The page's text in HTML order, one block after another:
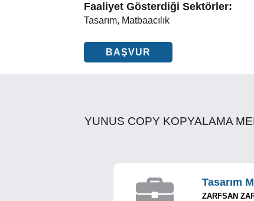
Faaliyet Gösterdiği Sektörler:
Tasarım, Matbaacılık
BAŞVUR
YUNUS COPY KOPYALAMA
Tasarım
ZARFSAN